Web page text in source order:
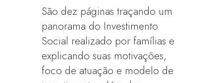
São dez páginas traçando um
panorama do Investimento
Social realizado por famílias e
explicando suas motivações,
foco de atuação e modelo de